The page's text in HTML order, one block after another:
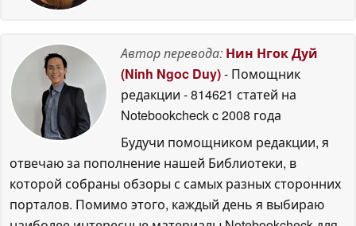
Автор перевода: Нин Нгок Дуй
(Ninh Ngoc Duy)- Помощник
редакции - 814621 статей на
Notebookcheckc 2008 года
Будучи помощником редакции, я
отвечаю за пополнение нашей Библиотеки, в
которой собраны обзоры с самых разных сторонних
порталов. Помимо этого, каждый день я выбираю